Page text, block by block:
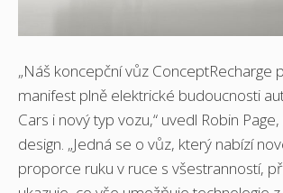
„Náš koncepční vůz ConceptRecharge
manifest plně elektrické budoucnosti
Cars i nový typ vozu,“ uvedl Robin
design. „Jedná se o vůz, který nabízí
proporce ruku v ruce s všestranností,